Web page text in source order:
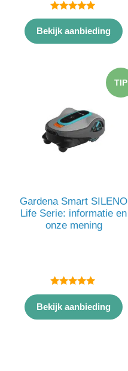
5.00
van 5
Bekijk aanbieding
TIP
Gardena Smart SILENO
Life Serie: informatie en
onze mening
5.00
van 5
Bekijk aanbieding